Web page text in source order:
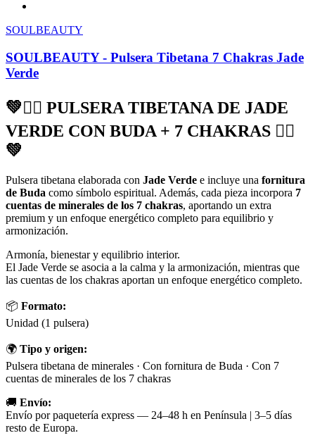
SOULBEAUTY
SOULBEAUTY - Pulsera Tibetana 7 Chakras Jade
Verde
💚🧘‍♀️ PULSERA TIBETANA DE JADE
VERDE CON BUDA + 7 CHAKRAS 🧘‍♀️
💚
Pulsera tibetana elaborada con Jade Verde e incluye una fornitura
de Buda como símbolo espiritual. Además, cada pieza incorpora 7
cuentas de minerales de los 7 chakras, aportando un extra
premium y un enfoque energético completo para equilibrio y
armonización.
Armonía, bienestar y equilibrio interior.
El Jade Verde se asocia a la calma y la armonización, mientras que
las cuentas de los chakras aportan un enfoque energético completo.
📦 Formato:
Unidad (1 pulsera)
🌍 Tipo y origen:
Pulsera tibetana de minerales · Con fornitura de Buda · Con 7
cuentas de minerales de los 7 chakras
🚚 Envío:
Envío por paquetería express — 24–48 h en Península | 3–5 días
resto de Europa.